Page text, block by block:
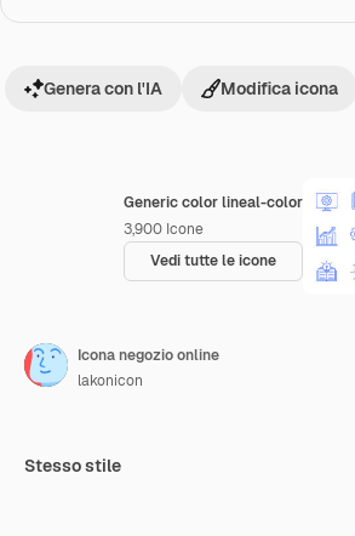
Generic color lineal-color
3,900 Icone
Vedi tutte le icone
Genera con l'IA Modifica icona
Icona negozio online
lakonicon
Stesso stile